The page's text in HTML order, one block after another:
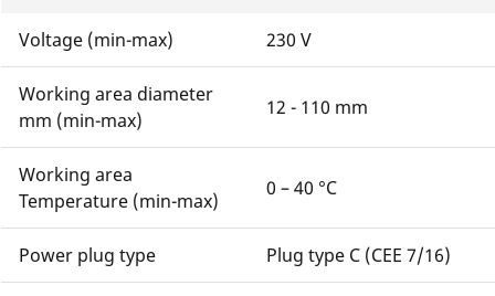
Voltage (min-max) 230 V
Working area diameter
mm (min-max)
12 - 110 mm
Working area
Temperature (min-max)
0 – 40 °C
Power plug type Plug type C (CEE 7/16)